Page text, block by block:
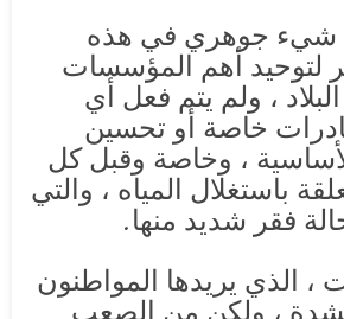
شيء جوهري في هذه
لتوحيد أهم المؤسسات
، ولم يتم فعل أي
خاصة أو تحسين
الأساسية ، وخاصة وقبل كل
باستغلال المياه ، والتي
فقر شديد منها.
، الذي يريدها المواطنون